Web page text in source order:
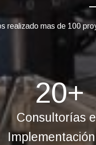
realizado mas de 100
20+
Consultorías